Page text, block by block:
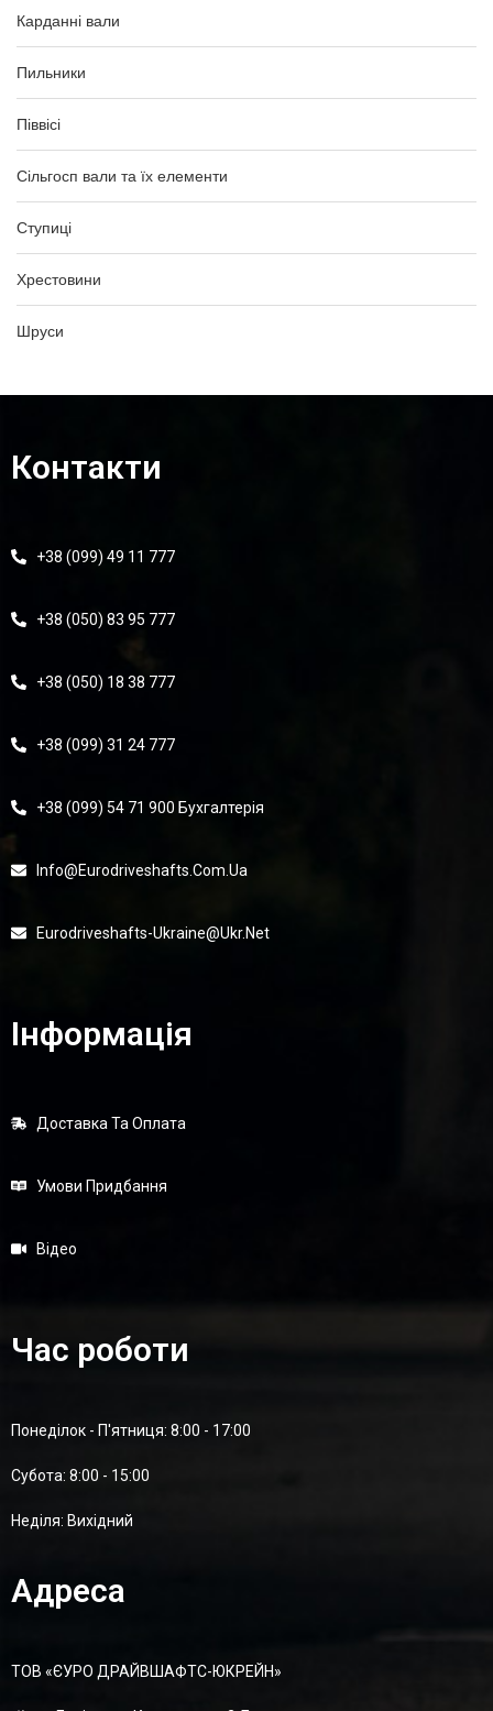
Карданні вали
Пильники
Піввісі
Сільгосп вали та їх елементи
Ступиці
Хрестовини
Шруси
Контакти
+38 (099) 49 11 777
+38 (050) 83 95 777
+38 (050) 18 38 777
+38 (099) 31 24 777
+38 (099) 54 71 900 Бухгалтерія
Info@eurodriveshafts.com.ua
Eurodriveshafts-Ukraine@ukr.net
Інформація
Доставка Та Оплата
Умови Придбання
Відео
Час роботи
Понеділок - П'ятниця: 8:00 - 17:00
Суботa: 8:00 - 15:00
Неділя: Вихідний
Адреса
ТОВ «ЄУРО ДРАЙВШАФТC-ЮКРЕЙН»